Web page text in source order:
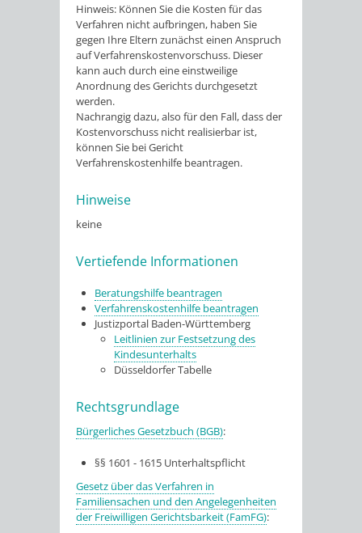
Hinweis: Können Sie die Kosten für das
Verfahren nicht aufbringen, haben Sie
gegen Ihre Eltern zunächst einen Anspruch
auf Verfahrenskostenvorschuss. Dieser
kann auch durch eine einstweilige
Anordnung des Gerichts durchgesetzt
werden.
Nachrangig dazu, also für den Fall, dass der
Kostenvorschuss nicht realisierbar ist,
können Sie bei Gericht
Verfahrenskostenhilfe beantragen.
Hinweise
keine
Vertiefende Informationen
Beratungshilfe beantragen
Verfahrenskostenhilfe beantragen
Justizportal Baden-Württemberg
Leitlinien zur Festsetzung des
Kindesunterhalts
Düsseldorfer Tabelle
Rechtsgrundlage
Bürgerliches Gesetzbuch (BGB):
§§ 1601 - 1615 Unterhaltspflicht
Gesetz über das Verfahren in
Familiensachen und den Angelegenheiten
der Freiwilligen Gerichtsbarkeit (FamFG):